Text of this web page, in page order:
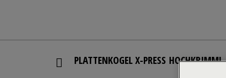
PLATTENKOGEL X-PRESS HOCHKRIMML